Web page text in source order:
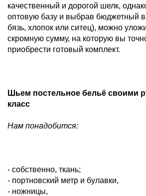
качественный и дорогой шелк,
оптовую базу и выбрав бюджетный
бязь, хлопок или ситец), можно
скромную сумму, на которую вы
приобрести готовый комплект.
Шьем постельное бельё своими
класс
Нам понадобится:
- собственно, ткань;
- портновский метр и булавки,
- ножницы,